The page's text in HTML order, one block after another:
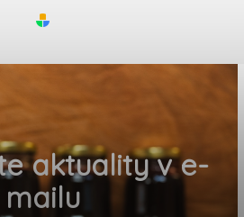
aktuality v e-
mailu